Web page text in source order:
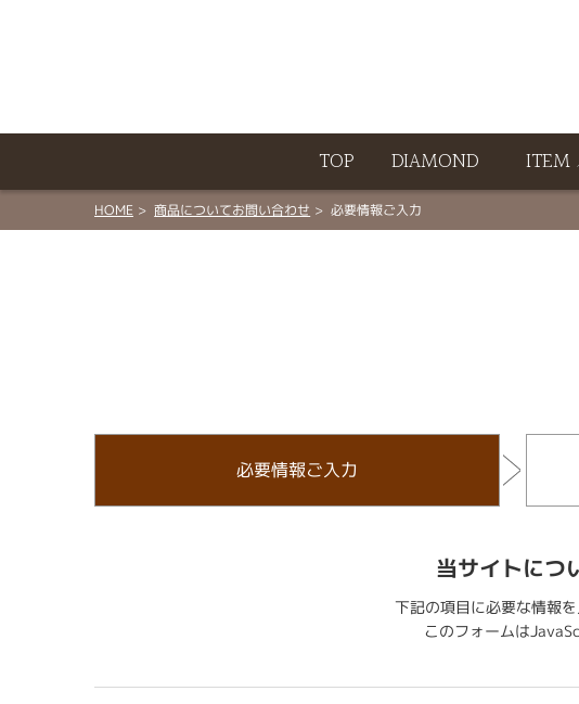
TOP DIAMOND ITEM
HOME 商品についてお問い合わせ 必要情報ご入力
必要情報ご入力
当サイトにつ
下記の項目に必要な情報
このフォームは